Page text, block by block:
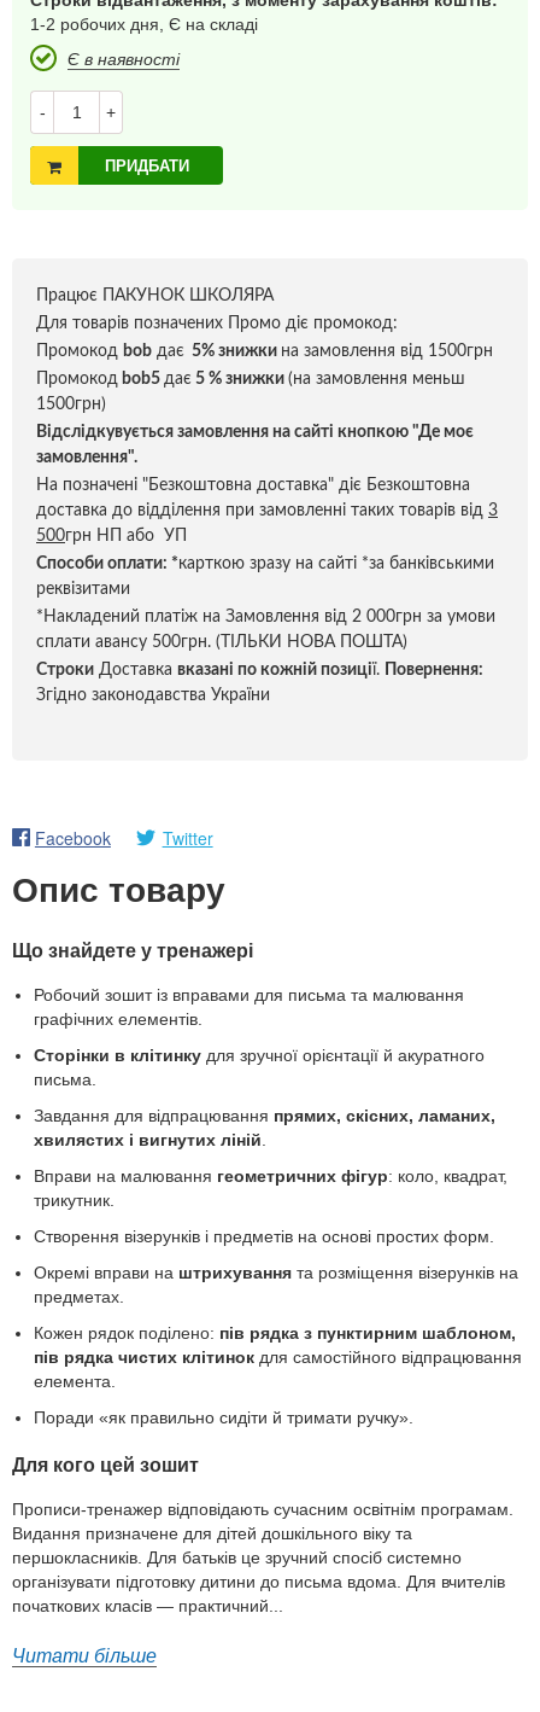
1-2 робочих дня, Є на складі
Є в наявності
- +
ПРИДБАТИ
Працює ПАКУНОК ШКОЛЯРА
Для товарів позначених Промо діє промокод:
Промокод bob дає 5% знижки на замовлення від 1500грн
Промокод bob5 дає 5 % знижки (на замовлення меньш
1500грн)
Відслідкувується замовлення на сайті кнопкою "Де моє
замовлення".
На позначені "Безкоштовна доставка" діє Безкоштовна
доставка до відділення при замовленні таких товарів від 3
500грн НП або УП
Способи оплати: *карткою зразу на сайті *за банківськими
реквізитами
*Накладений платіж на Замовлення від 2 000грн за умови
сплати авансу 500грн. (ТІЛЬКИ НОВА ПОШТА)
Строки Доставка вказані по кожній позиції.
Повернення:
Згідно законодавства України
Facebook Twitter
Опис товару
Що знайдете у тренажері
Робочий зошит із вправами для письма та малювання
графічних елементів.
Сторінки в клітинку для зручної орієнтації й акуратного
письма.
Завдання для відпрацювання прямих, скісних, ламаних,
хвилястих і вигнутих ліній
Вправи на малювання геометричних фігур: коло, квадрат,
трикутник.
Створення візерунків і предметів на основі простих форм.
Окремі вправи на штрихування та розміщення візерунків на
предметах.
Кожен рядок поділено: пів рядка з пунктирним шаблоном,
пів рядка чистих клітинок для самостійного відпрацювання
елемента.
Поради «як правильно сидіти й тримати ручку».
Для кого цей зошит
Прописи-тренажер відповідають сучасним освітнім програмам.
Видання призначене для дітей дошкільного віку та
першокласників. Для батьків це зручний спосіб системно
організувати підготовку дитини до письма вдома. Для вчителів
початкових класів — практичний...
Читати більше